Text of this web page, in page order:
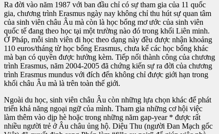
Ra đời vào năm 1987 với ban đầu chỉ có sự tham gia của 11 quốc
gia, chương trình Erasmus ngày nay không chỉ thu hút sự quan tâm
của sinh viên châu Âu mà còn là học bổng mơ ước của sinh viên
quốc tế đang theo học tại một trường nào đó trong khối Liên minh.
Ở Pháp, mỗi sinh viên đi học theo dạng này đều được nhận khoảng
110 euros/tháng từ học bổng Erasmus, chưa kể các học bổng khác
mà bạn có quyền được hưởng kèm. Tiếp nối thành công của chương
trình Erasmus, năm 2004-2005 đã chứng kiến sự ra đời của chương
trình Erasmus mundus với đích đến không chỉ được giới hạn trong
khối châu Âu mà là trên toàn thế giới.
Ngoài du học, sinh viên châu Âu còn những lựa chọn khác để phát
triển khả năng ngoại ngữ của mình. Tham gia những cơ hội việc
làm thêm vào dịp hè hoặc trong những năm gap-year * được rất
nhiều người trẻ ở Âu châu ủng hộ. Diệu Thu (người Đan Mạch gốc